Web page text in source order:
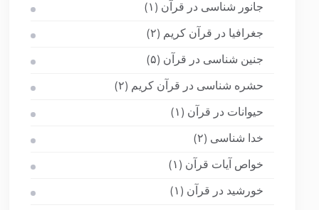
جانور شناسی در قرآن (۱)
جغرافیا در قرآن کریم (۲)
جنین شناسی در قرآن (۵)
حشره شناسی در قرآن کریم (۲)
حیوانات در قرآن (۱)
خدا شناسی (۲)
خواص آیات قرآن (۱)
خورشید در قرآن (۱)